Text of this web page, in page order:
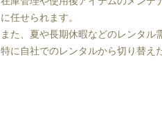
に任せられます。
また、夏や長期休暇などのレンタル
特に自社でのレンタルから切り替え